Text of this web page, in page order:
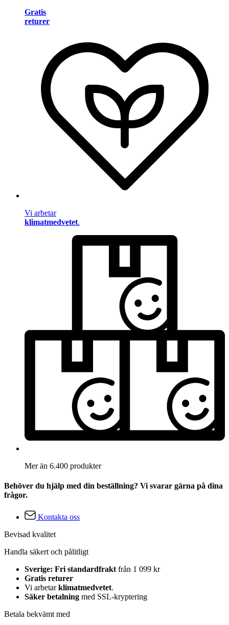
Gratis
returer
Vi arbetar
klimatmedvetet.
Mer än 6.400 produkter
Behöver du hjälp med din beställning? Vi svarar gärna på dina
frågor.
Kontakta oss
Bevisad kvalitet
Handla säkert och pålitligt
Sverige: Fri standardfraktfrån 1 099 kr
Gratis returer
Vi arbetarklimatmedvetet.
Säker betalning med SSL-kryptering
Betala bekvämt med